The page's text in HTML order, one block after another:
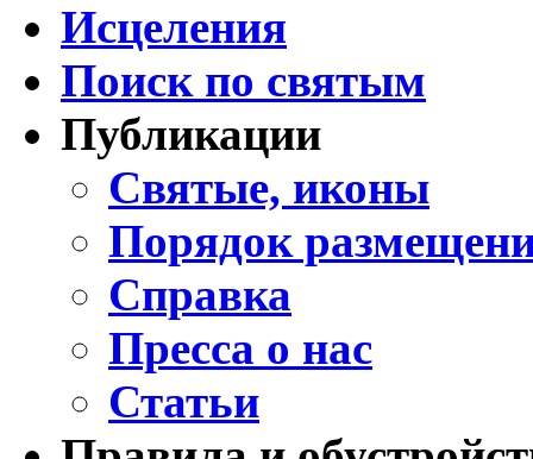
Исцеления
Поиск по святым
Публикации
Святые, иконы
Порядок
Справка
Пресса о нас
Статьи